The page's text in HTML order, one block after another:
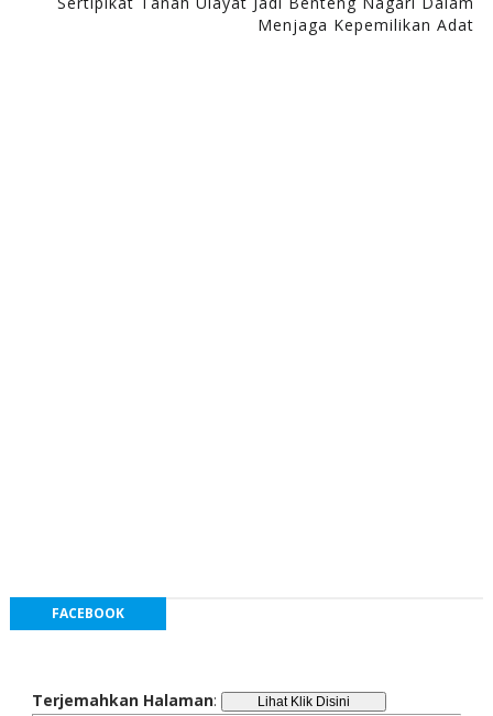
Menjaga Kepemilikan Adat
FACEBOOK
Terjemahkan Halaman: